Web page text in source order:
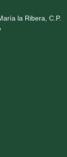
la Ribera, C.P.